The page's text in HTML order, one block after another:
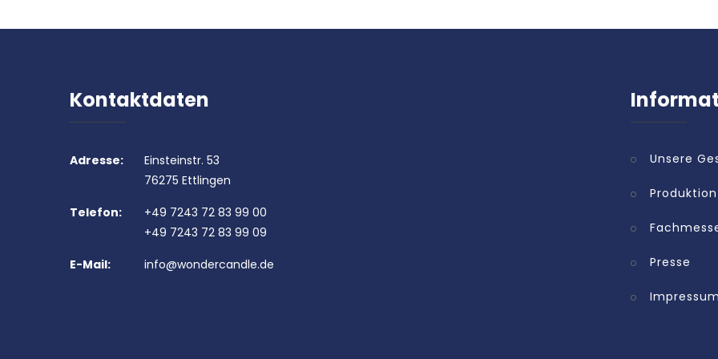
Kontaktdaten
Adresse:
Einsteinstr. 53
76275 Ettlingen
Telefon:
+49 7243 72 83 99 00
+49 7243 72 83 99 09
E-Mail:
info@wondercandle.de
Unsere
Produktion
Presse
Impressum